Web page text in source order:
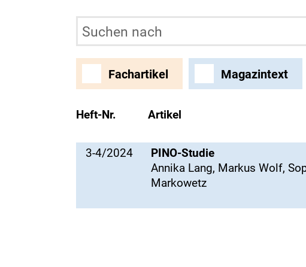
Fachartikel Magazintext
Heft-Nr. Artikel
3-4/2024
PINO-Studie
Annika Lang, Markus Wolf,
Markowetz